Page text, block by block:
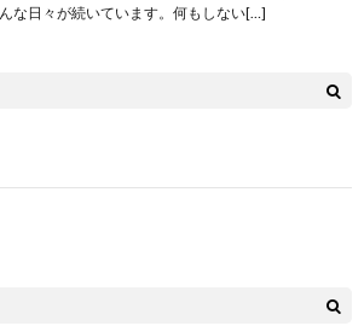
な日々が続いています。何もしない[…]